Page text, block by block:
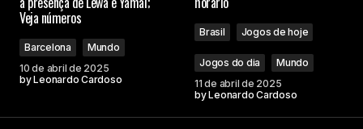
Veja números
Barcelona
Mundo
10 de abril de 2025
byLeonardo Cardoso
Brasil Jogos de hoje
Jogos do dia
Mundo
11 de abril de 2025
byLeonardo Cardoso